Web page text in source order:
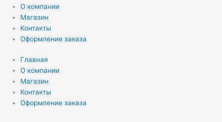
О компании
Магазин
Контакты
Оформление заказа
Главная
О компании
Магазин
Контакты
Оформление заказа